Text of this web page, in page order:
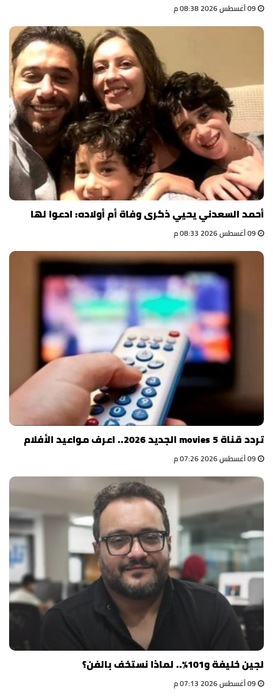
أحمد السعدني يحيي ذكرى وفاة أم أولاده: ادعوا لها
تردد قناة 5 movies الجديد 2026.. اعرف مواعيد الأفلام
لجين خليفة و101%.. لماذا نستخف بالفن؟